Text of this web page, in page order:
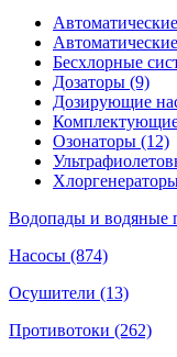
Бесхлорные
Дозаторы (9)
Дозирующие
Озонаторы (12)
Водопады и водяные
Насосы (874)
Осушители (13)
Противотоки (262)